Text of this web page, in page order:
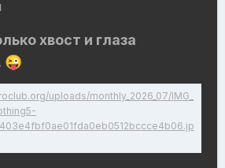
хвост и глаза
😜